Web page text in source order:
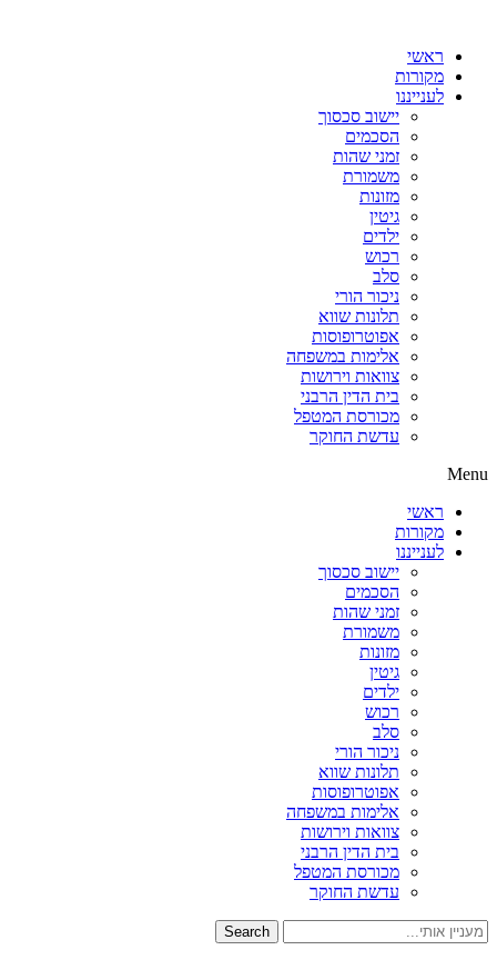
ראשי
מקורות
לענייננו
יישוב סכסוך
הסכמים
זמני שהות
משמורת
מזונות
גיטין
ילדים
רכוש
סלב
ניכור הורי
תלונות שווא
אפוטרופוסות
אלימות במשפחה
צוואות וירושות
בית הדין הרבני
מכורסת המטפל
עדשת החוקר
Menu
ראשי
מקורות
לענייננו
יישוב סכסוך
הסכמים
זמני שהות
משמורת
מזונות
גיטין
ילדים
רכוש
סלב
ניכור הורי
תלונות שווא
אפוטרופוסות
אלימות במשפחה
צוואות וירושות
בית הדין הרבני
מכורסת המטפל
עדשת החוקר
Search